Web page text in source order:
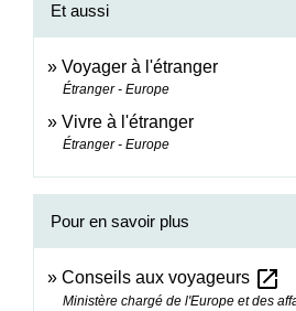
Et aussi
Voyager à l'étranger
Étranger - Europe
Vivre à l'étranger
Étranger - Europe
Pour en savoir plus
Conseils aux voyageurs open_in_new
Ministère chargé de l'Europe et des